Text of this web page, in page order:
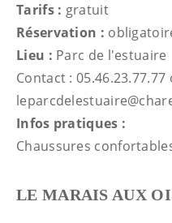
Tarifs : gratuit
Réservation :
Lieu : Parc de l'estuaire
Contact : 05.46.23.77.77
Infos pratiques :
Chaussures
LE MARAIS AUX